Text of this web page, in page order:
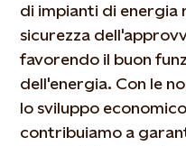
di impianti di energia
sicurezza
favorendo il buon
dell'energia. Con le
lo sviluppo
contribuiamo a